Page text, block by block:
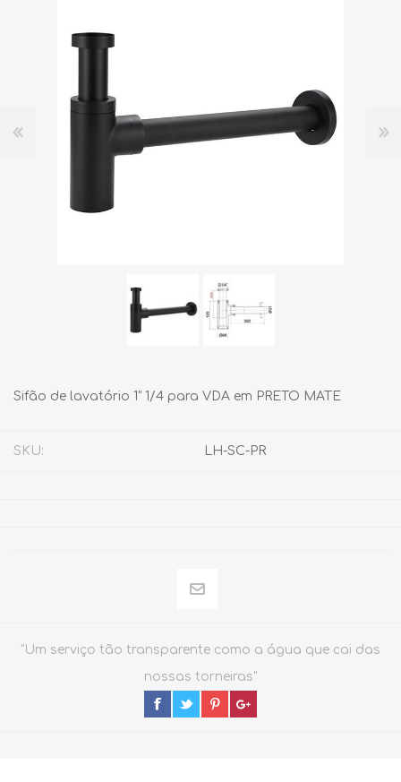
Sifão de lavatório 1" 1/4 para VDA em PRETO MATE
SKU: LH-SC-PR
"Um serviço tão transparente como a água que cai das
nossas torneiras"